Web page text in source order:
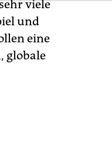
viele
und
eine
globale